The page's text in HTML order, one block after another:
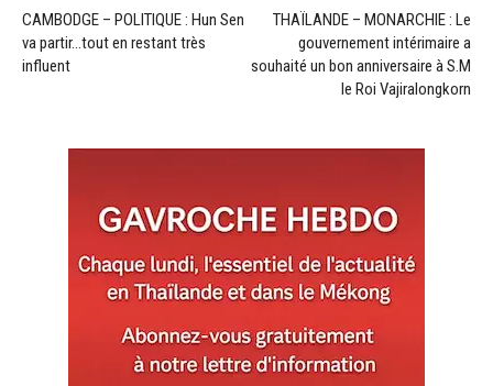
CAMBODGE – POLITIQUE : Hun Sen
va partir…tout en restant très
influent
THAÏLANDE – MONARCHIE : Le
gouvernement intérimaire a
souhaité un bon anniversaire à S.M
le Roi Vajiralongkorn